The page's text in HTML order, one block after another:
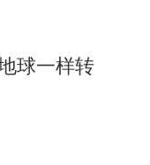
球一样转